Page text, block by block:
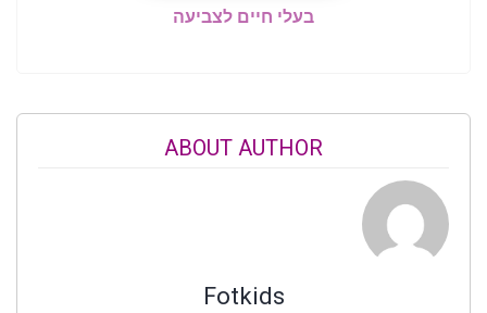
בעלי חיים לצביעה
ABOUT AUTHOR
Fotkids